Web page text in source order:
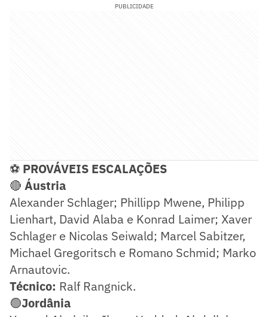
PUBLICIDADE
⚽ PROVÁVEIS ESCALAÇÕES
🔴 Áustria
Alexander Schlager; Phillipp Mwene, Philipp
Lienhart, David Alaba e Konrad Laimer; Xaver
Schlager e Nicolas Seiwald; Marcel Sabitzer,
Michael Gregoritsch e Romano Schmid; Marko
Arnautovic.
Técnico: Ralf Rangnick.
🟢Jordânia